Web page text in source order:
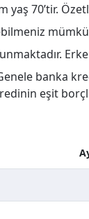
70’tir.
banka
eşit